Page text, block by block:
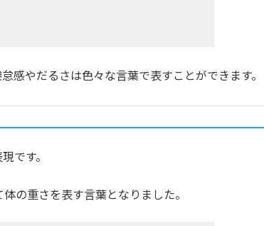
感やだるさは色々な言葉で表すことができます。
です。
の重さを表す言葉となりました。